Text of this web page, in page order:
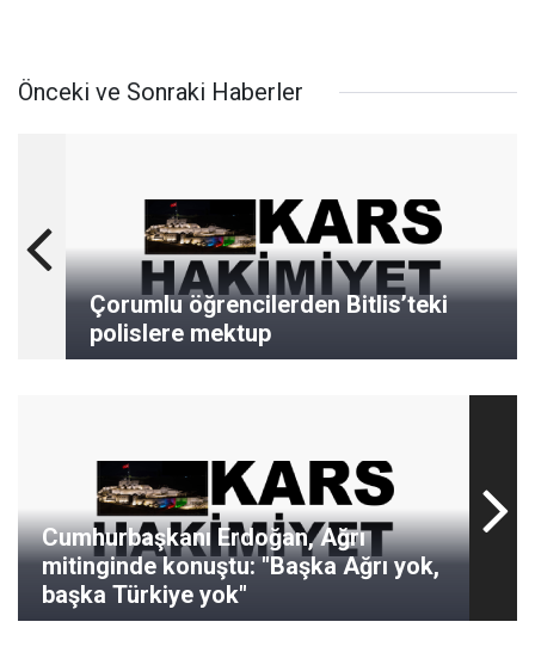
Önceki ve Sonraki Haberler
Çorumlu öğrencilerden Bitlis’teki
polislere mektup
Cumhurbaşkanı Erdoğan, Ağrı
mitinginde konuştu: "Başka Ağrı yok,
başka Türkiye yok"